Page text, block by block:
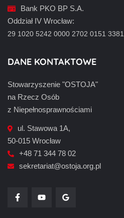
Bank PKO BP S.A.
Oddział IV Wrocław:
29 1020 5242 0000 2702 0151 3381
DANE KONTAKTOWE
Stowarzyszenie "OSTOJA"
na Rzecz Osób
z Niepełnosprawnościami
ul. Stawowa 1A,
50-015 Wrocław
+48 71 344 78 02
sekretariat@ostoja.org.pl